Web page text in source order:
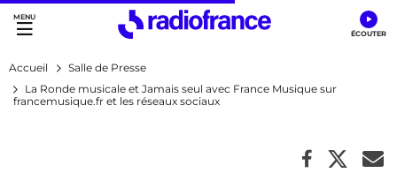
Accès direct :
Menu principal
Contenu
Accueil
Salle de Presse
La Ronde musicale et Jamais seul avec France Musique sur
francemusique.fr et les réseaux sociaux